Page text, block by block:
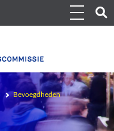
Outils
Toggle
Bevoegdheden